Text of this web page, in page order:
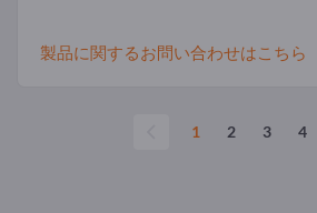
製品に関するお問い合わせはこちら
1 2 3 4